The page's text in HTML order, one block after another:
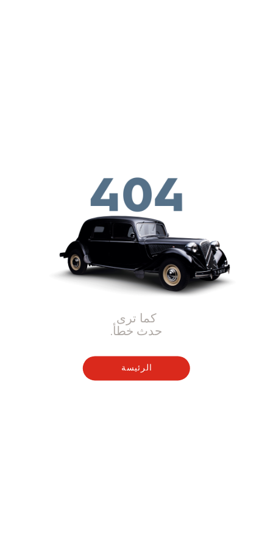
كما ترى
حدث خطأ.
الرئيسة